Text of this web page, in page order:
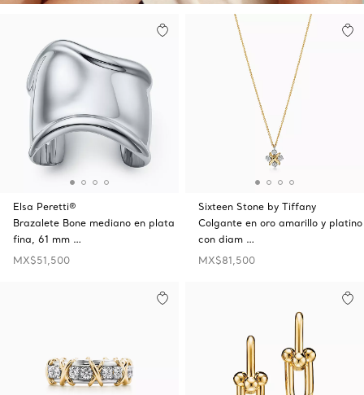
Elsa Peretti®
Brazalete Bone mediano en plata
fina, 61 mm …
MX$51,500
Sixteen Stone by Tiffany
Colgante en oro amarillo y platino
con diam …
MX$81,500